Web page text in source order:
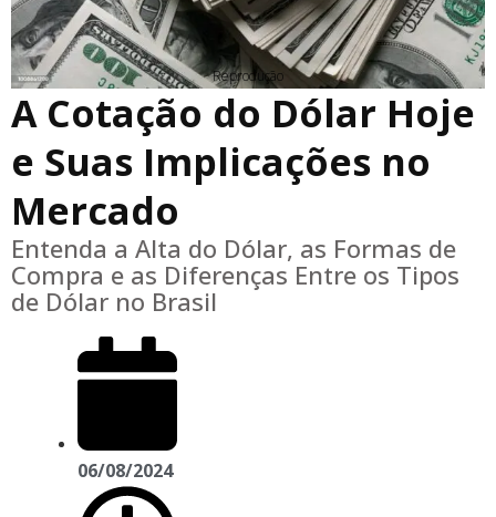
Reprodução
A Cotação do Dólar Hoje
e Suas Implicações no
Mercado
Entenda a Alta do Dólar, as Formas de
Compra e as Diferenças Entre os Tipos
de Dólar no Brasil
06/08/2024